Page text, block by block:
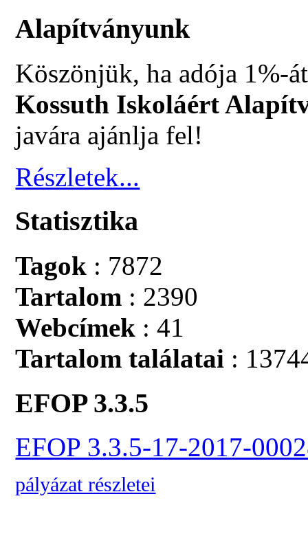
Alapítványunk
Köszönjük, ha adója 1%-
Kossuth Iskoláért
javára ajánlja fel!
Részletek...
Statisztika
Tagok : 7872
Tartalom : 2390
Webcímek : 41
Tartalom találatai :
EFOP 3.3.5
EFOP 3.3.5-17-2017-
pályázat részletei